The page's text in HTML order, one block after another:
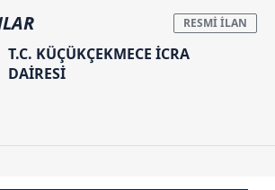
T.C. KÜÇÜKÇEKMECE İCRA
DAİRESİ